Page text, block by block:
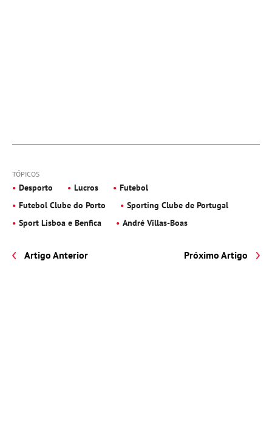
TÓPICOS
Desporto Lucros
Futebol
Futebol Clube do Porto
Sporting Clube de Portugal
Sport Lisboa e Benfica
André Villas-Boas
Artigo Anterior Próximo Artigo